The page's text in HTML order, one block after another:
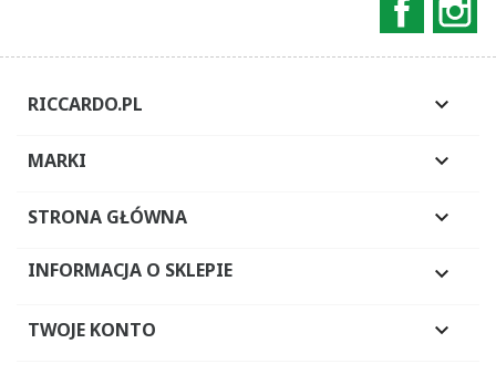
RICCARDO.PL 
MARKI 
STRONA GŁÓWNA 
INFORMACJA O SKLEPIE 
TWOJE KONTO 